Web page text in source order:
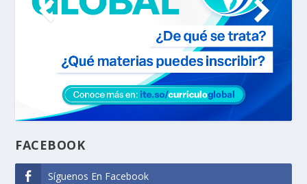
FACEBOOK
Síguenos En Facebook